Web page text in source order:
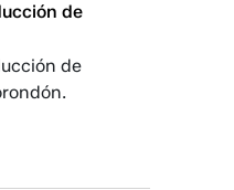
de
de